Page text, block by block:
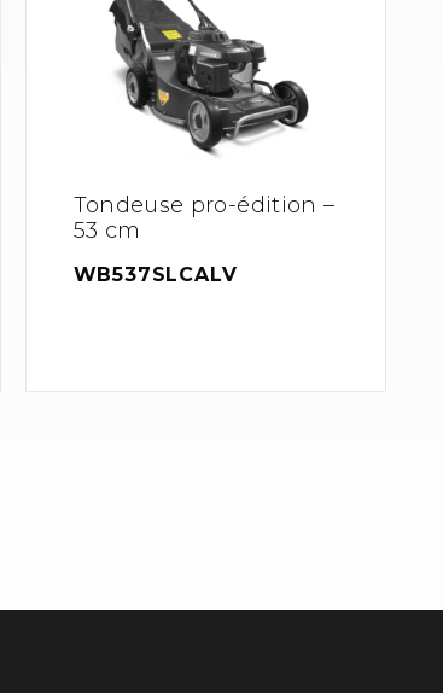
Tondeuse pro-édition –
53 cm
WB537SLCALV